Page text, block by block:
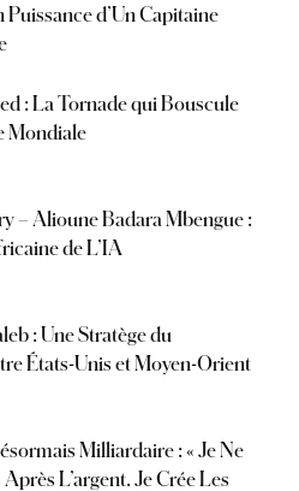
Puissance d’Un Capitaine
: La Tornade qui Bouscule
Mondiale
– Alioune Badara Mbengue :
de L’IA
: Une Stratège du
États-Unis et Moyen-Orient
Milliardaire : « Je Ne
L’argent. Je Crée Les